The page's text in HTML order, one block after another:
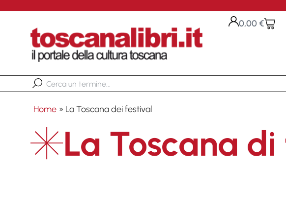
0,00€
Home » La Toscana dei festival
La Toscana